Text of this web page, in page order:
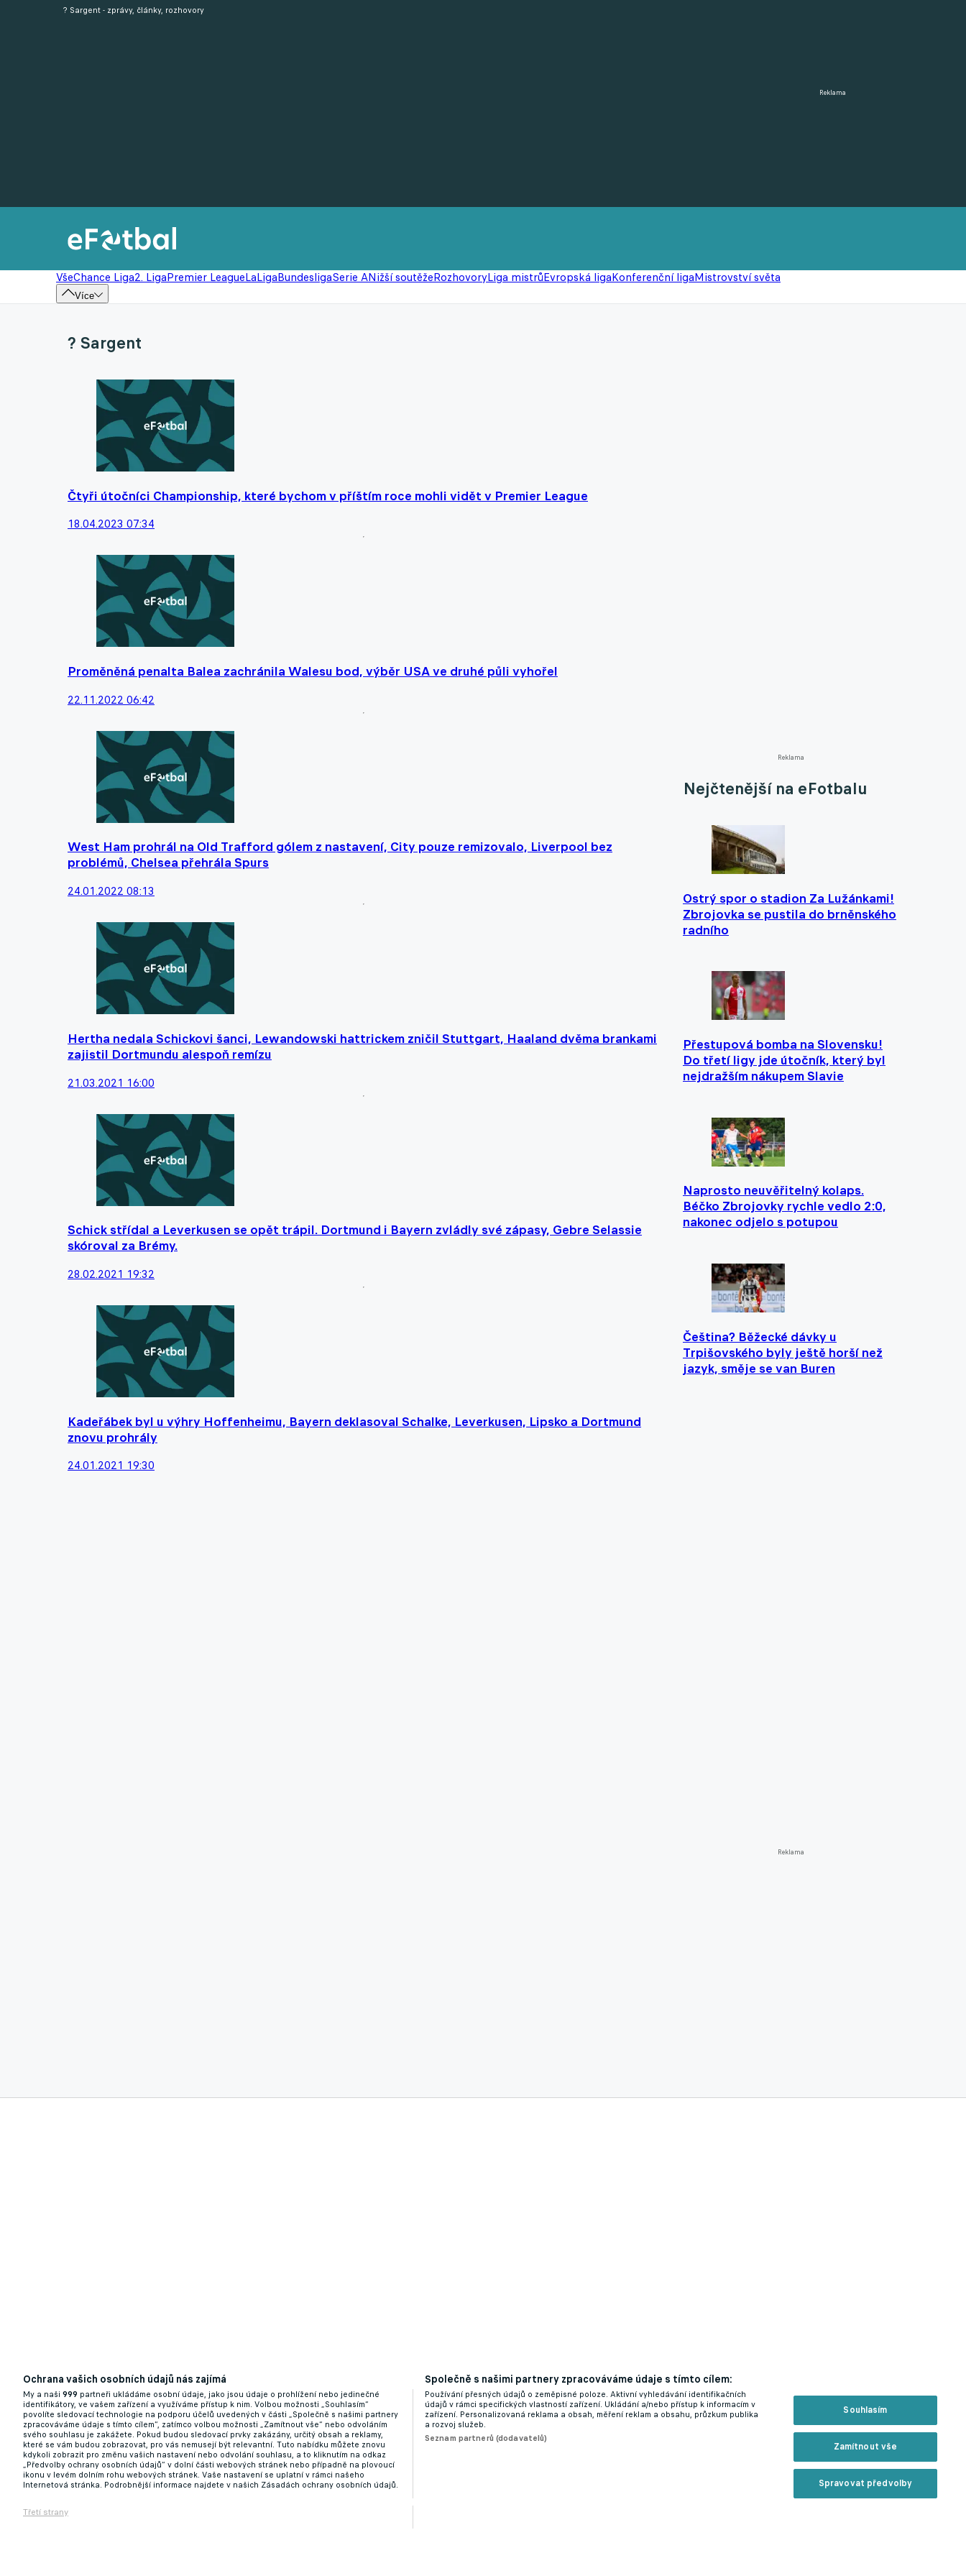
Reklama
VšeChance Liga2. LigaPremier LeagueLaLigaBundesligaSerie ANižší soutěžeRozhovoryLiga mistrůEvropská ligaKonferenční ligaMistrovství světa
Více
? Sargent - zprávy, články, rozhovory
? Sargent
Čtyři útočníci Championship, které bychom v příštím roce mohli vidět v Premier League
18.04.2023 07:34
Proměněná penalta Balea zachránila Walesu bod, výběr USA ve druhé půli vyhořel
22.11.2022 06:42
West Ham prohrál na Old Trafford gólem z nastavení, City pouze remizovalo, Liverpool bez
problémů, Chelsea přehrála Spurs
24.01.2022 08:13
Hertha nedala Schickovi šanci, Lewandowski hattrickem zničil Stuttgart, Haaland dvěma brankami
zajistil Dortmundu alespoň remízu
21.03.2021 16:00
Schick střídal a Leverkusen se opět trápil. Dortmund i Bayern zvládly své zápasy, Gebre Selassie
skóroval za Brémy.
28.02.2021 19:32
Kadeřábek byl u výhry Hoffenheimu, Bayern deklasoval Schalke, Leverkusen, Lipsko a Dortmund
znovu prohrály
24.01.2021 19:30
Reklama
Nejčtenější na eFotbalu
Ostrý spor o stadion Za Lužánkami!
Zbrojovka se pustila do brněnského
radního
Přestupová bomba na Slovensku!
Do třetí ligy jde útočník, který byl
nejdražším nákupem Slavie
Naprosto neuvěřitelný kolaps.
Béčko Zbrojovky rychle vedlo 2:0,
nakonec odjelo s potupou
Čeština? Běžecké dávky u
Trpišovského byly ještě horší než
jazyk, směje se van Buren
Reklama
Ochrana vašich osobních údajů nás zajímá
My a naši 999 partneři ukládáme osobní údaje, jako jsou údaje o prohlížení nebo jedinečné
identifikátory, ve vašem zařízení a využíváme přístup k nim. Volbou možnosti „Souhlasím“
povolíte sledovací technologie na podporu účelů uvedených v části „Společně s našimi partnery
zpracováváme údaje s tímto cílem“, zatímco volbou možnosti „Zamítnout vše“ nebo odvoláním
svého souhlasu je zakážete. Pokud budou sledovací prvky zakázány, určitý obsah a reklamy,
které se vám budou zobrazovat, pro vás nemusejí být relevantní. Tuto nabídku můžete znovu
kdykoli zobrazit pro změnu vašich nastavení nebo odvolání souhlasu, a to kliknutím na odkaz
„Předvolby ochrany osobních údajů“ v dolní části webových stránek nebo případně na plovoucí
ikonu v levém dolním rohu webových stránek. Vaše nastavení se uplatní v rámci našeho
Internetová stránka. Podrobnější informace najdete v našich Zásadách ochrany osobních údajů.
Třetí strany
Společně s našimi partnery zpracováváme údaje s tímto cílem:
Používání přesných údajů o zeměpisné poloze. Aktivní vyhledávání identifikačních
údajů v rámci specifických vlastností zařízení. Ukládání a/nebo přístup k informacím v
zařízení. Personalizovaná reklama a obsah, měření reklam a obsahu, průzkum publika
a rozvoj služeb.
Seznam partnerů (dodavatelů)
Souhlasím
Zamítnout vše
Spravovat předvolby